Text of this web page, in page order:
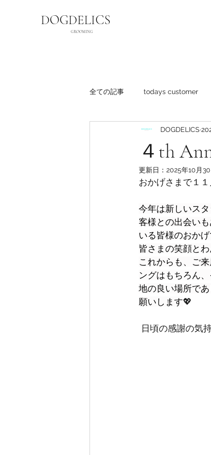
DOGDELICS
GROOMING
全ての記事 todays customer
４th
DOGDELICS
更新日： 2025年10月30
おかげさまで１
今年は新しいス
客様との出会い
いる皆様のおか
皆さまの笑顔と
これからも、ご
ングはもちろん
地の良い場所で
願いします💖
日頃の感謝の気